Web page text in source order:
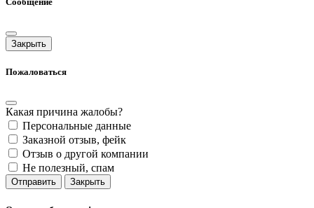
Закрыть
Пожаловаться
Какая причина жалобы?
Персональные данные
Заказной отзыв, фейк
Отзыв о другой компании
Не полезный, спам
Отправить Закрыть